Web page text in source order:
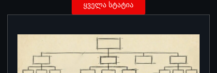
ყველა სტატია